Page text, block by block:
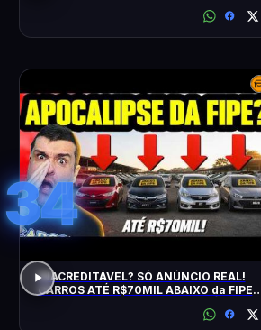
34
INACREDITÁVEL? SÓ ANÚNCIO REAL!
CARROS ATÉ R$70MIL ABAIXO da FIPE: